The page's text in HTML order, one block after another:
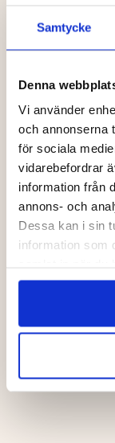
Samtycke
Denna
Vi använder
och annonserna
för sociala
vidarebefordrar
information från
annons- och
Dessa kan i sin
information som
DU